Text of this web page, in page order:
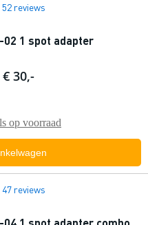
52 reviews
02 1 spot adapter
€ 30,-
op voorraad
47 reviews